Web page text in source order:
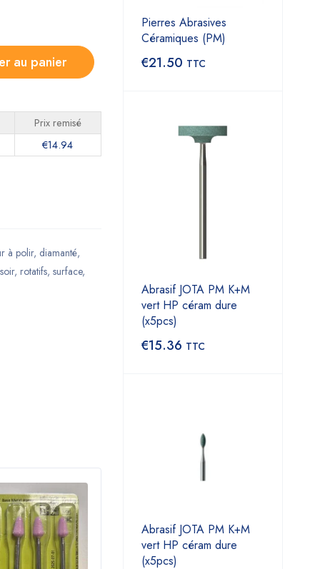
au panier
Prix remisé
€14.94
à polir, diamanté,
, rotatifs, surface,
Pierres Abrasives
Céramiques (PM)
€21.50 TTC
Abrasif JOTA PM K+M
vert HP céram dure
(x5pcs)
€15.36 TTC
Abrasif JOTA PM K+M
vert HP céram dure
(x5pcs)